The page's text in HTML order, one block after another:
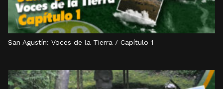
San Agustín: Voces de la Tierra / Capítulo 1